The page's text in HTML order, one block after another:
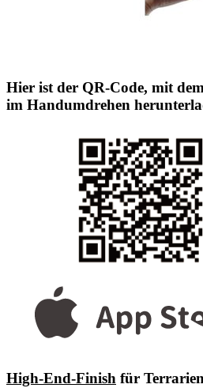
Hier ist der QR-Code, mit
im Handumdrehen
High-End-Finish für